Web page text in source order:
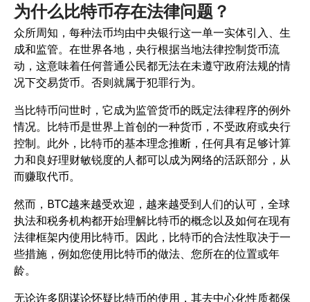
为什么比特币存在法律问题？
众所周知，每种法币均由中央银行这一单一实体引入、生
成和监管。在世界各地，央行根据当地法律控制货币流
动，这意味着任何普通公民都无法在未遵守政府法规的情
况下交易货币。否则就属于犯罪行为。
当比特币问世时，它成为监管货币的既定法律程序的例外
情况。比特币是世界上首创的一种货币，不受政府或央行
控制。此外，比特币的基本理念推断，任何具有足够计算
力和良好理财敏锐度的人都可以成为网络的活跃部分，从
而赚取代币。
然而，BTC越来越受欢迎，越来越受到人们的认可，全球
执法和税务机构都开始理解比特币的概念以及如何在现有
法律框架内使用比特币。因此，比特币的合法性取决于一
些措施，例如您使用比特币的做法、您所在的位置或年
龄。
无论许多阴谋论怀疑比特币的使用，其去中心化性质都保